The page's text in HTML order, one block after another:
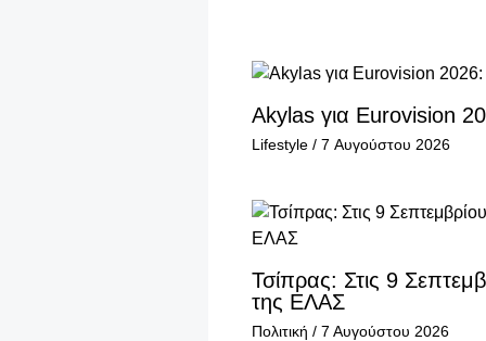
Akylas για Eurovision
Lifestyle / 7 Αυγούστου 2026
Τσίπρας: Στις 9
της ΕΛΑΣ
Πολιτική / 7 Αυγούστου 2026